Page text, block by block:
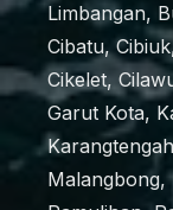
Limbangan,
Cibatu,
Cikelet,
Garut Kota,
Malangbong,